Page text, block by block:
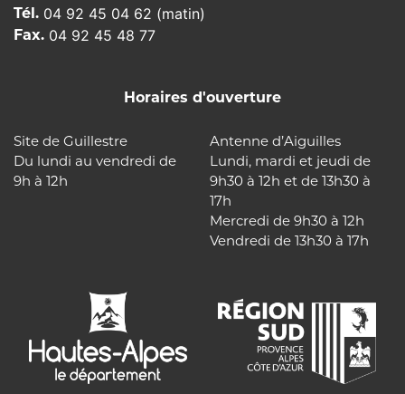
Tél. 04 92 45 04 62 (matin)
Fax. 04 92 45 48 77
Horaires d'ouverture
Site de Guillestre
Du lundi au vendredi de
9h à 12h
Antenne d’Aiguilles
Lundi, mardi et jeudi de
9h30 à 12h et de 13h30 à
17h
Mercredi de 9h30 à 12h
Vendredi de 13h30 à 17h